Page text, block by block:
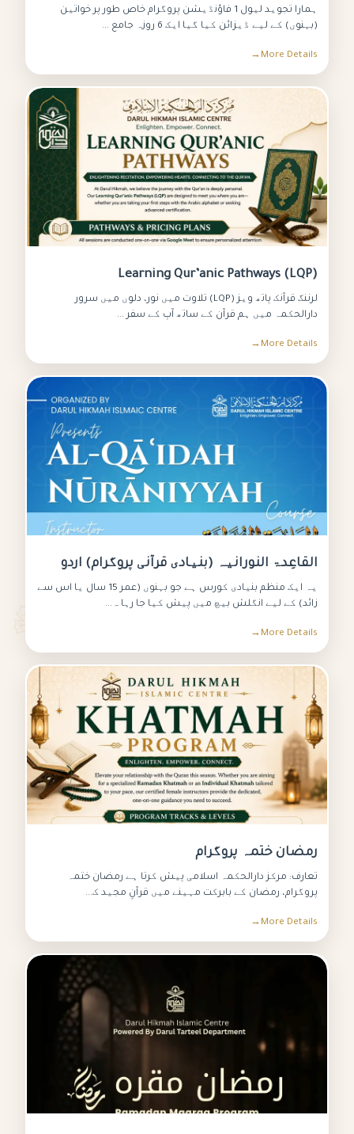
ہمارا تجوید لیول 1 فاؤنڈیشن پروگرام خاص طور پر خواتین
(بہنوں) کے لیے ڈیزائن کیا گیا ایک 6 روزہ جامع ...
More Details
Learning Qur’anic Pathways (LQP)
لرننگ قرآنک پاتھ ویز (LQP) تلاوت میں نور، دلوں میں سرور
دارالحکمہ میں ہم قرآن کے ساتھ آپ کے سفر ...
More Details
القاعِدۃ النورانیہ (بنیادی قرآنی پروگرام) اردو
یہ ایک منظم بنیادی کورس ہے جو بہنوں (عمر 15 سال یا اس سے
زائد) کے لیے انگلش بیچ میں پیش کیا جا رہا ہ...
More Details
رمضان ختمہ پروگرام
تعارف: مرکز دارالحکمہ اسلامی پیش کرتا ہے رمضان ختمہ
پروگرام، رمضان کے بابرکت مہینے میں قرآنِ مجید ک...
More Details